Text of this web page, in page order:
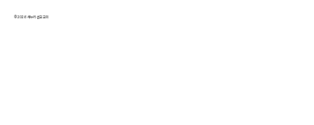
© 2026 새누리 선교 교회